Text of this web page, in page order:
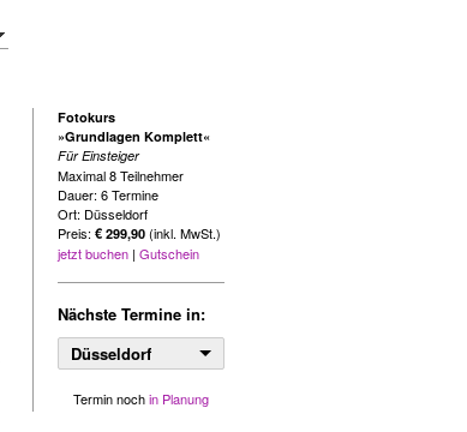
Fotokurs
»Grundlagen Komplett«
Für Einsteiger
Maximal 8 Teilnehmer
Dauer: 6 Termine
Ort: Düsseldorf
Preis: € 299,90 (inkl. MwSt.)
jetzt buchen | Gutschein
Nächste Termine in:
Düsseldorf
Termin nochin Planung